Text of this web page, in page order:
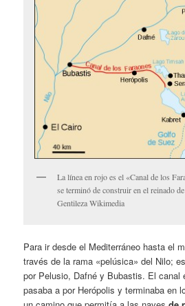
La línea en rojo es el «Canal de los
se terminó de construir en el reinado
Gentileza Wikimedia
Para ir desde el Mediterráneo hasta el
través de la rama «pelúsica» del Nilo;
por Pelusio, Dafné y Bubastis. El canal
pasaba a por Herópolis y terminaba en